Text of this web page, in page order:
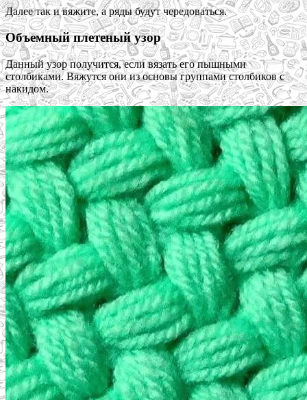
Далее так и вяжите, а ряды будут чередоваться.
Объемный плетеный узор
Данный узор получится, если вязать его пышными
столбиками. Вяжутся они из основы группами столбиков с
накидом.